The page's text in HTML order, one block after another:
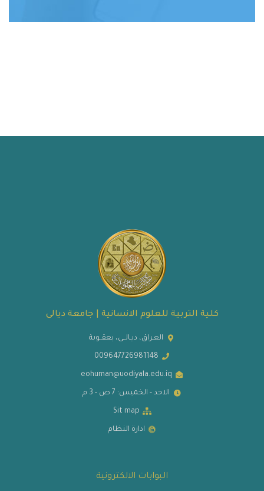
كلية التربية للعلوم الانسانية | جامعة ديالى
العـراق، ديـالــى، بعقــوبة
009647726981148
eohuman@uodiyala.edu.iq
الاحد - الخميس: 7 ص - 3 م
Sit map
ادارة النظام
البوابات الالكترونية